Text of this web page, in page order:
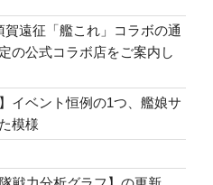
賀遠征「艦これ」コラボの通
の公式コラボ店をご案内し
イベント恒例の1つ、艦娘サ
模様